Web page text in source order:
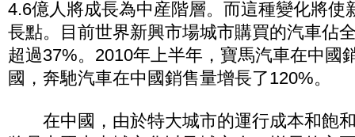
4.6億人將成長為中産階層。而這種變化將使
長點。目前世界新興市場城市購買的汽車佔
超過37%。2010年上半年，寶馬汽車在中國
國，奔馳汽車在中國銷售量增長了120%。
在中國，由於特大城市的運行成本和飽